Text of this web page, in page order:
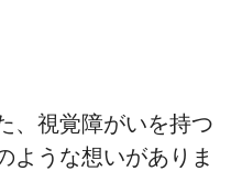
、視覚障がいを持つ
ような想いがありま